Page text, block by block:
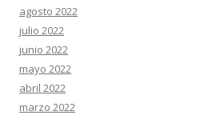
agosto 2022
julio 2022
junio 2022
mayo 2022
abril 2022
marzo 2022